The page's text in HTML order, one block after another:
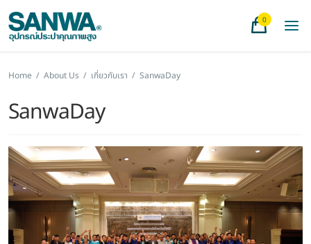
0
Home / About Us / เกี่ยวกับเรา / SanwaDay
SanwaDay